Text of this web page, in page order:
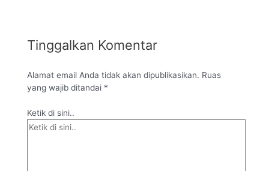
Tinggalkan Komentar
Alamat email Anda tidak akan dipublikasikan. Ruas
yang wajib ditandai *
Ketik di sini..